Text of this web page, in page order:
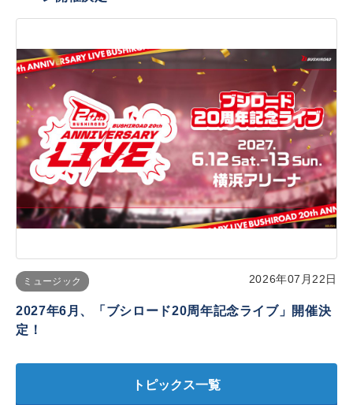
ミュージック 2026年07月22日
2027年6月、「ブシロード20周年記念ライブ」開催決
定！
トピックス一覧